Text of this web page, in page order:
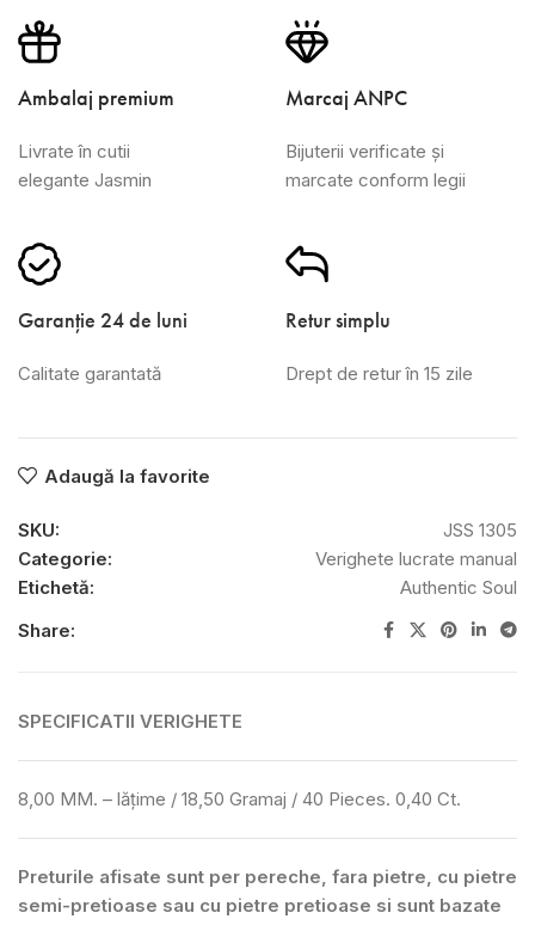
Ambalaj premium
Livrate în cutii
elegante Jasmin
Marcaj ANPC
Bijuterii verificate și
marcate conform legii
Garanție 24 de luni
Calitate garantată
Retur simplu
Drept de retur în 15 zile
Adaugă la favorite
SKU:
JSS 1305
Categorie:
Verighete lucrate manual
Etichetă:
Authentic Soul
Share:
SPECIFICATII VERIGHETE
8,00 MM. – lățime / 18,50 Gramaj / 40 Pieces. 0,40 Ct.
Preturile afisate sunt per pereche, fara pietre, cu pietre
semi-pretioase sau cu pietre pretioase si sunt bazate